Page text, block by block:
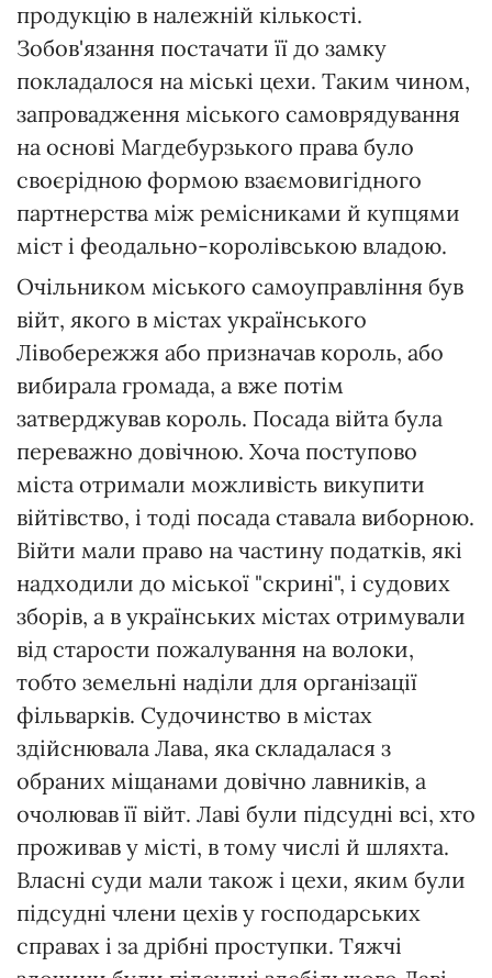
продукцію в належній кількості.
Зобов'язання постачати її до замку
покладалося на міські цехи. Таким чином,
запровадження міського самоврядування
на основі Магдебурзького права було
своєрідною формою взаємовигідного
партнерства між ремісниками й купцями
міст і феодально-королівською владою.
Очільником міського самоуправління був
війт, якого в містах українського
Лівобережжя або призначав король, або
вибирала громада, а вже потім
затверджував король. Посада війта була
переважно довічною. Хоча поступово
міста отримали можливість викупити
війтівство, і тоді посада ставала виборною.
Війти мали право на частину податків, які
надходили до міської "скрині", і судових
зборів, а в українських містах отримували
від старости пожалування на волоки,
тобто земельні наділи для організації
фільварків. Судочинство в містах
здійснювала Лава, яка складалася з
обраних міщанами довічно лавників, а
очолював її війт. Лаві були підсудні всі, хто
проживав у місті, в тому числі й шляхта.
Власні суди мали також і цехи, яким були
підсудні члени цехів у господарських
справах і за дрібні проступки. Тяжчі